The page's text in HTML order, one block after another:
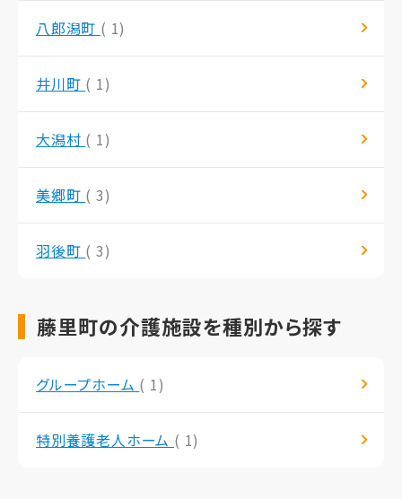
八郎潟町 ( 1)
井川町 ( 1)
大潟村 ( 1)
美郷町 ( 3)
羽後町 ( 3)
藤里町の介護施設を種別から探す
グループホーム ( 1)
特別養護老人ホーム ( 1)